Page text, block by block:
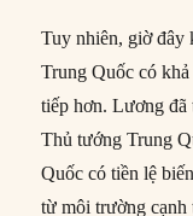
Tuy nhiên, giờ đây
Trung Quốc có
tiếp hơn. Lương đã
Thủ tướng Trung
Quốc có tiền lệ
từ môi trường